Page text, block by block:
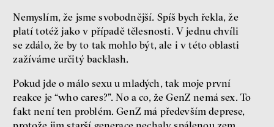
Nemyslím, že jsme svobodnější. Spíš bych řekla, že
platí totéž jako v případě tělesnosti. V jednu chvíli
se zdálo, že by to tak mohlo být, ale i v této oblasti
zažíváme určitý backlash.
Pokud jde o málo sexu u mladých, tak moje první
reakce je “who cares?”. No a co, že GenZ nemá sex. To
fakt není ten problém. GenZ má především deprese,